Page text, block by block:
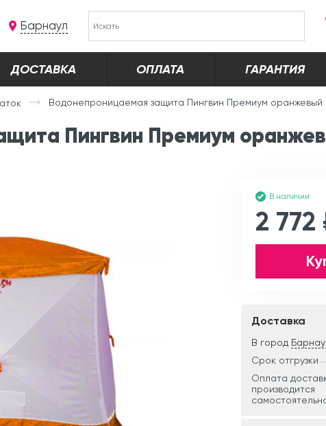
Барнаул
ДОСТАВКА ОПЛАТА ГАРАНТИЯ
Водонепроницаемая защита Пингвин Премиум оранжевый
Пингвин Премиум
В наличии
2 772
Доставка
В город
Срок отгрузки
Оплата
производится